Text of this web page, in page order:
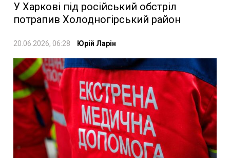
У Харкові під російський обстріл
потрапив Холодногірський район
20.06.2026, 06:28 Юрій Ларін